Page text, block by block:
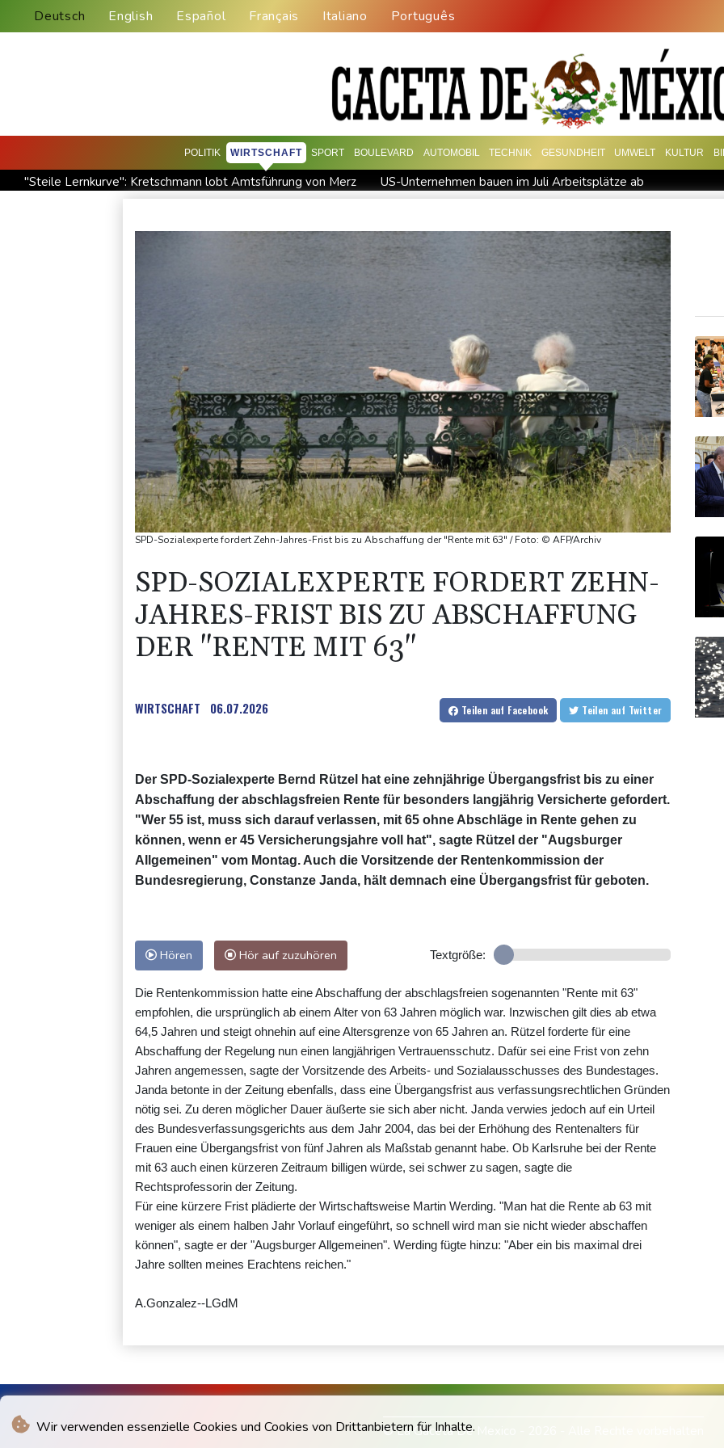
Wir verwenden essenzielle Cookies und Cookies von Drittanbietern für Inhalte.
Deutsch English Español Français Italiano Português
POLITIK WIRTSCHAFT SPORT BOULEVARD AUTOMOBIL TECHNIK GESUNDHEIT UMWELT KULTUR
"Steile Lernkurve": Kretschmann lobt Amtsführung von Merz
US-Unternehmen bauen im Juli Arbeitsplätze ab
Xiaomi Skynomad: N70 und N90 erhöhen den Druck auf Europas SUV-Markt
Sicherheitskreise vermuten russische
Papst Leo XIV. will bei Frankreich-Besuch Missbrauchsopfer treffen
Nationaler Sicherheitsrat mit Merz tagt zu
Frankreichs Außenminister Barrot
SPD-Sozialexperte fordert Zehn-Jahres-Frist bis zu Abschaffung der "Rente mit 63" / Foto: © AFP/Archiv
SPD-SOZIALEXPERTE FORDERT ZEHN-
JAHRES-FRIST BIS ZU ABSCHAFFUNG
DER "RENTE MIT 63"
WIRTSCHAFT 06.07.2026 Teilen auf Facebook Teilen auf Twitter
Der SPD-Sozialexperte Bernd Rützel hat eine zehnjährige Übergangsfrist bis zu einer
Abschaffung der abschlagsfreien Rente für besonders langjährig Versicherte gefordert.
"Wer 55 ist, muss sich darauf verlassen, mit 65 ohne Abschläge in Rente gehen zu
können, wenn er 45 Versicherungsjahre voll hat", sagte Rützel der "Augsburger
Allgemeinen" vom Montag. Auch die Vorsitzende der Rentenkommission der
Bundesregierung, Constanze Janda, hält demnach eine Übergangsfrist für geboten.
Hören Hör auf zuzuhören Textgröße:
Die Rentenkommission hatte eine Abschaffung der abschlagsfreien sogenannten "Rente mit 63"
empfohlen, die ursprünglich ab einem Alter von 63 Jahren möglich war. Inzwischen gilt dies ab etwa
64,5 Jahren und steigt ohnehin auf eine Altersgrenze von 65 Jahren an. Rützel forderte für eine
Abschaffung der Regelung nun einen langjährigen Vertrauensschutz. Dafür sei eine Frist von zehn
Jahren angemessen, sagte der Vorsitzende des Arbeits- und Sozialausschusses des Bundestages.
Janda betonte in der Zeitung ebenfalls, dass eine Übergangsfrist aus verfassungsrechtlichen Gründen
nötig sei. Zu deren möglicher Dauer äußerte sie sich aber nicht. Janda verwies jedoch auf ein Urteil
des Bundesverfassungsgerichts aus dem Jahr 2004, das bei der Erhöhung des Rentenalters für
Frauen eine Übergangsfrist von fünf Jahren als Maßstab genannt habe. Ob Karlsruhe bei der Rente
mit 63 auch einen kürzeren Zeitraum billigen würde, sei schwer zu sagen, sagte die
Rechtsprofessorin der Zeitung.
Für eine kürzere Frist plädierte der Wirtschaftsweise Martin Werding. "Man hat die Rente ab 63 mit
weniger als einem halben Jahr Vorlauf eingeführt, so schnell wird man sie nicht wieder abschaffen
können", sagte er der "Augsburger Allgemeinen". Werding fügte hinzu: "Aber ein bis maximal drei
Jahre sollten meines Erachtens reichen."
A.Gonzalez--LGdM
© La Gaceta De Mexico - 2026 - Alle Rechte vorbehalten